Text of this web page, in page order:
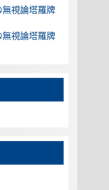
視論塔羅牌
視論塔羅牌